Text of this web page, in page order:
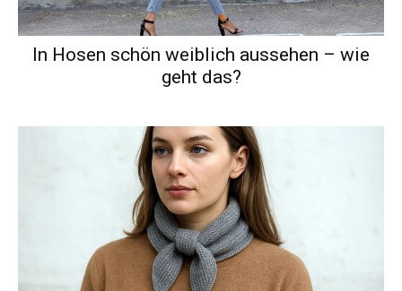
In Hosen schön weiblich aussehen – wie
geht das?